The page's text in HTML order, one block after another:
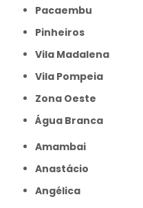
Pacaembu
Pinheiros
Vila Madalena
Vila Pompeia
Zona Oeste
Água Branca
Amambai
Anastácio
Angélica